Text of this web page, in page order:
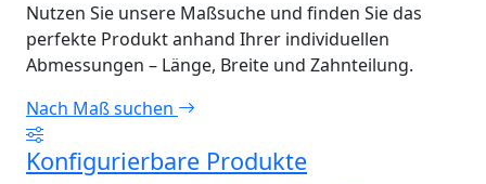
Nutzen Sie unsere Maßsuche und finden Sie das
perfekte Produkt anhand Ihrer individuellen
Abmessungen – Länge, Breite und Zahnteilung.
Nach Maß suchen
Konfigurierbare Produkte